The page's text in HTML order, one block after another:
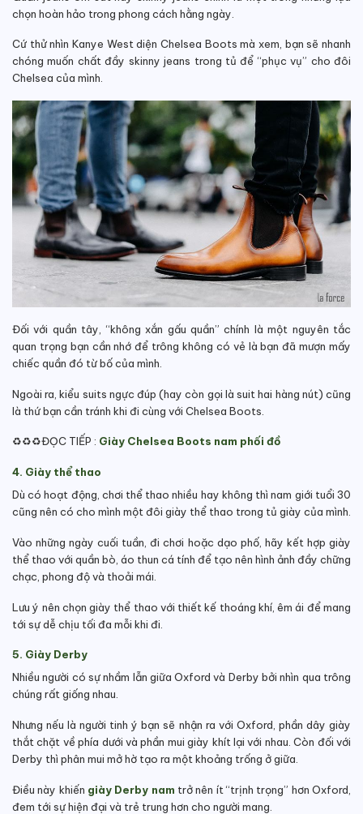
chọn hoàn hảo trong phong cách hằng ngày.
Cứ thử nhìn Kanye West diện Chelsea Boots mà xem, bạn sẽ nhanh
chóng muốn chất đầy skinny jeans trong tủ để “phục vụ” cho đôi
Chelsea của mình.
Đối với quần tây, “không xắn gấu quần” chính là một nguyên tắc
quan trọng bạn cần nhớ để trông không có vẻ là bạn đã mượn mấy
chiếc quần đó từ bố của mình.
Ngoài ra, kiểu suits ngực đúp (hay còn gọi là suit hai hàng nút) cũng
là thứ bạn cần tránh khi đi cùng với Chelsea Boots.
♻️♻️♻️ĐỌC TIẾP : Giày Chelsea Boots nam phối đồ
4. Giày thể thao
Dù có hoạt động, chơi thể thao nhiều hay không thì nam giới tuổi 30
cũng nên có cho mình một đôi giày thể thao trong tủ giày của mình.
Vào những ngày cuối tuần, đi chơi hoặc dạo phố, hãy kết hợp giày
thể thao với quần bò, áo thun cá tính để tạo nên hình ảnh đầy chững
chạc, phong độ và thoải mái.
Lưu ý nên chọn giày thể thao với thiết kế thoáng khí, êm ái để mang
tới sự dễ chịu tối đa mỗi khi đi.
5. Giày Derby
Nhiều người có sự nhầm lẫn giữa Oxford và Derby bởi nhìn qua trông
chúng rất giống nhau.
Nhưng nếu là người tinh ý bạn sẽ nhận ra với Oxford, phần dây giày
thắt chặt về phía dưới và phần mui giày khít lại với nhau. Còn đối với
Derby thì phân mui mở hờ tạo ra một khoảng trống ở giữa.
Điều này khiến giày Derby nam trở nên ít “trịnh trọng” hơn Oxford,
đem tới sự hiện đại và trẻ trung hơn cho người mang.